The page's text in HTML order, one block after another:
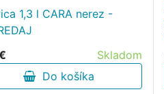
1,3 l CARA nerez -
Skladom
Do košíka